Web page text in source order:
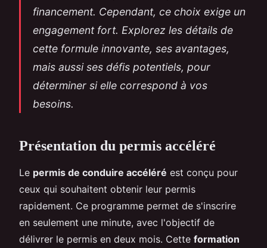
financement. Cependant, ce choix exige un
engagement fort. Explorez les détails de
cette formule innovante, ses avantages,
mais aussi ses défis potentiels, pour
déterminer si elle correspond à vos
besoins.
Présentation du permis accéléré
Le permis de conduire accéléré est conçu pour
ceux qui souhaitent obtenir leur permis
rapidement. Ce programme permet de s'inscrire
en seulement une minute, avec l'objectif de
délivrer le permis en deux mois. Cette formation